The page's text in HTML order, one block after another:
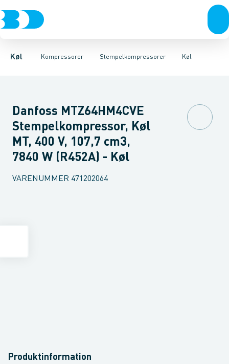
Køl Kompressorer
KompressorerKondenseringsaggregaterFordampere
Stempelkompressorer
ScrollkompressorerStempelkompressorerTilbehør &
Køl
Frost
Danfoss MTZ64HM4CVE
Stempelkompressor, Køl
MT, 400 V, 107,7 cm3,
7840 W (R452A) - Køl
VARENUMMER 471202064
Produktinformation